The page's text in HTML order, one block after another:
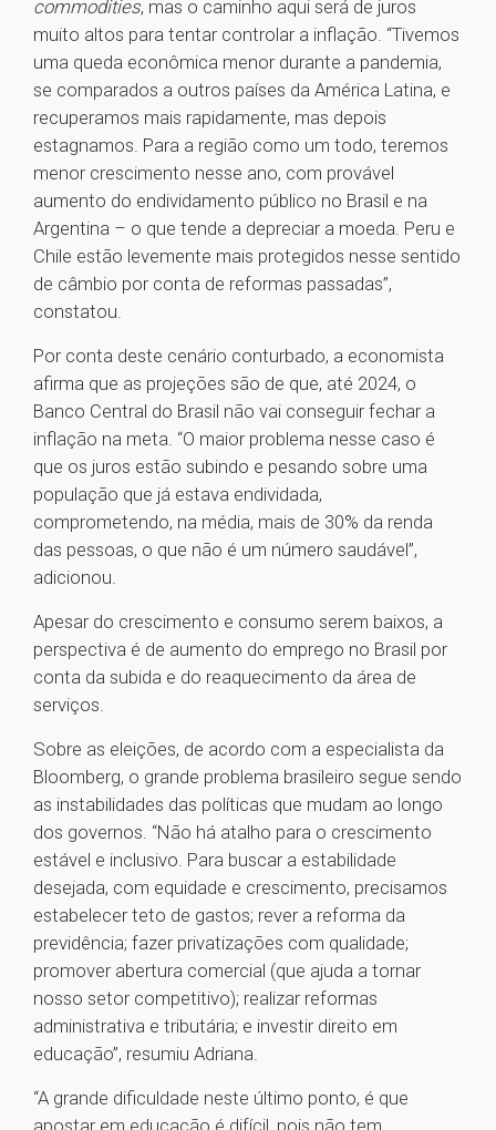
commodities, mas o caminho aqui será de juros
muito altos para tentar controlar a inflação. “Tivemos
uma queda econômica menor durante a pandemia,
se comparados a outros países da América Latina, e
recuperamos mais rapidamente, mas depois
estagnamos. Para a região como um todo, teremos
menor crescimento nesse ano, com provável
aumento do endividamento público no Brasil e na
Argentina – o que tende a depreciar a moeda. Peru e
Chile estão levemente mais protegidos nesse sentido
de câmbio por conta de reformas passadas”,
constatou.
Por conta deste cenário conturbado, a economista
afirma que as projeções são de que, até 2024, o
Banco Central do Brasil não vai conseguir fechar a
inflação na meta. “O maior problema nesse caso é
que os juros estão subindo e pesando sobre uma
população que já estava endividada,
comprometendo, na média, mais de 30% da renda
das pessoas, o que não é um número saudável”,
adicionou.
Apesar do crescimento e consumo serem baixos, a
perspectiva é de aumento do emprego no Brasil por
conta da subida e do reaquecimento da área de
serviços.
Sobre as eleições, de acordo com a especialista da
Bloomberg, o grande problema brasileiro segue sendo
as instabilidades das políticas que mudam ao longo
dos governos. “Não há atalho para o crescimento
estável e inclusivo. Para buscar a estabilidade
desejada, com equidade e crescimento, precisamos
estabelecer teto de gastos; rever a reforma da
previdência; fazer privatizações com qualidade;
promover abertura comercial (que ajuda a tornar
nosso setor competitivo); realizar reformas
administrativa e tributária; e investir direito em
educação”, resumiu Adriana.
“A grande dificuldade neste último ponto, é que